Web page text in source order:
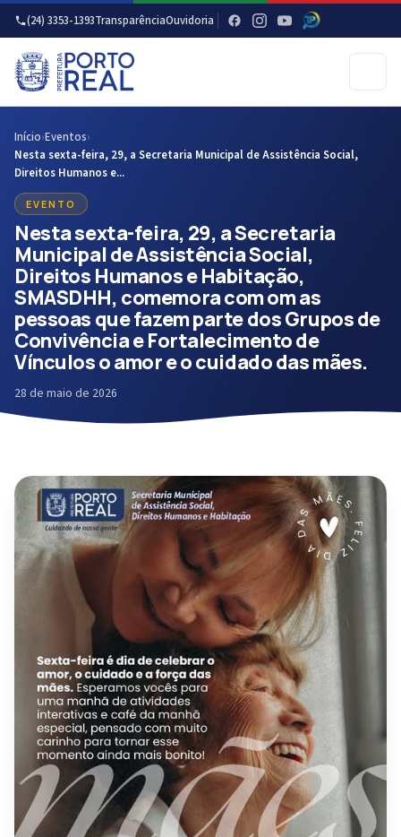
(24) 3353-1393TransparênciaOuvidoria
Início›Eventos›
Nesta sexta-feira, 29, a Secretaria Municipal de Assistência Social,
Direitos Humanos e...
EVENTO
Nesta sexta-feira, 29, a Secretaria
Municipal de Assistência Social,
Direitos Humanos e Habitação,
SMASDHH, comemora com om as
pessoas que fazem parte dos Grupos de
Convivência e Fortalecimento de
Vínculos o amor e o cuidado das mães.
28 de maio de 2026